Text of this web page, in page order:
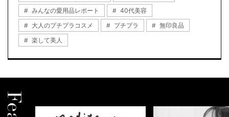
みんなの愛用品レポート
40代美容
大人のプチプラコスメ
プチプラ
無印良品
楽して美人